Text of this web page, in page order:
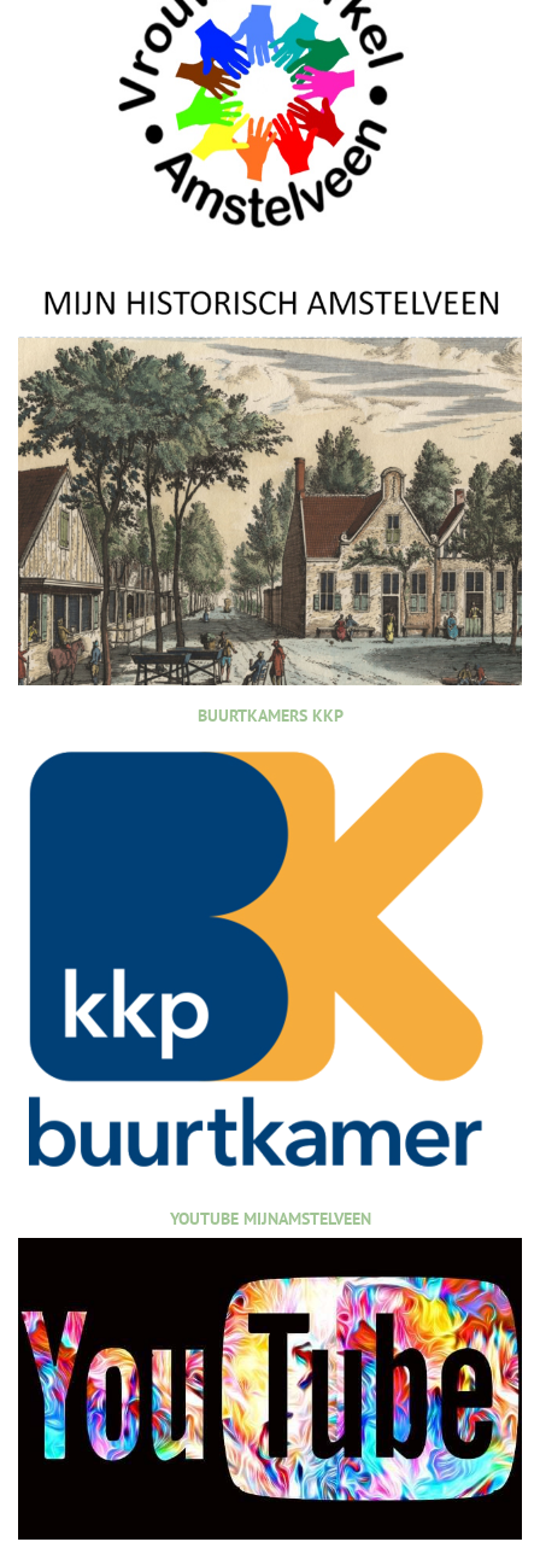
BUURTKAMERS KKP
YOUTUBE MIJNAMSTELVEEN